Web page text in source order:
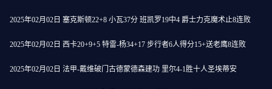
2025年02月02日 塞克斯顿22+8 小瓦37分 班凯罗19中4 爵士力克魔术止8连败
2025年02月02日 西卡20+9+5 特雷-杨34+17 步行者6人得分15+送老鹰8连败
2025年02月02日 法甲-戴维破门古德蒙德森建功 里尔4-1胜十人圣埃蒂安